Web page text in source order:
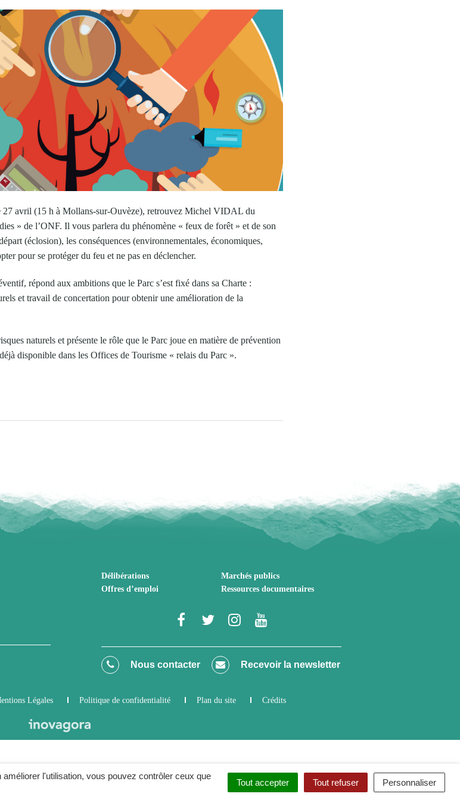
l'utilisation, vous pouvez contrôler ceux que
Tout accepter Tout refuser Personnaliser
avril (15 h à Mollans-sur-Ouvèze), retrouvez Michel VIDAL du
» de l’ONF. Il vous parlera du phénomène « feux de forêt » et de son
(éclosion), les conséquences (environnementales, économiques,
pour se protéger du feu et ne pas en déclencher.
répond aux ambitions que le Parc s’est fixé dans sa Charte :
et travail de concertation pour obtenir une amélioration de la
naturels et présente le rôle que le Parc joue en matière de prévention
disponible dans les Offices de Tourisme « relais du Parc ».
Délibérations
Marchés publics
Offres d’emploi
Ressources documentaires
Lien
le
Facebook
Lien
le
Twitter
Lien
le
Instagram
la
Youtube
Nous contacter Recevoir la newsletter
Légales Politique de confidentialité Plan du site Crédits